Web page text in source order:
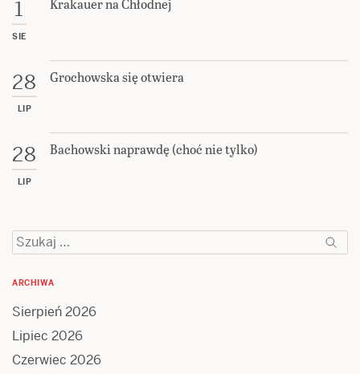
1
SIE
Krakauer na Chłodnej
28
LIP
Grochowska się otwiera
28
LIP
Bachowski naprawdę (choć nie tylko)
Szukaj:
ARCHIWA
Sierpień 2026
Lipiec 2026
Czerwiec 2026